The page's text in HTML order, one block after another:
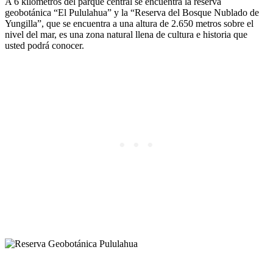
geobotánica “El Pululahua” y la “Reserva del Bosque Nublado de
Yungilla”, que se encuentra a una altura de 2.650 metros sobre el
nivel del mar, es una zona natural llena de cultura e historia que
usted podrá conocer.